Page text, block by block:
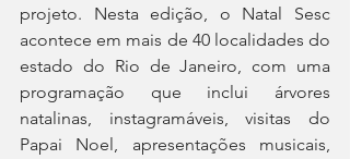
projeto. Nesta edição, o Natal Sesc
acontece em mais de 40 localidades do
estado do Rio de Janeiro, com uma
programação que inclui árvores
natalinas, instagramáveis, visitas do
Papai Noel, apresentações musicais,